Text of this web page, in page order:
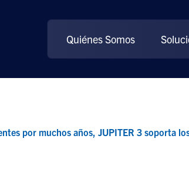
Quiénes Somos
por muchos años, JUPITER 3 soporta